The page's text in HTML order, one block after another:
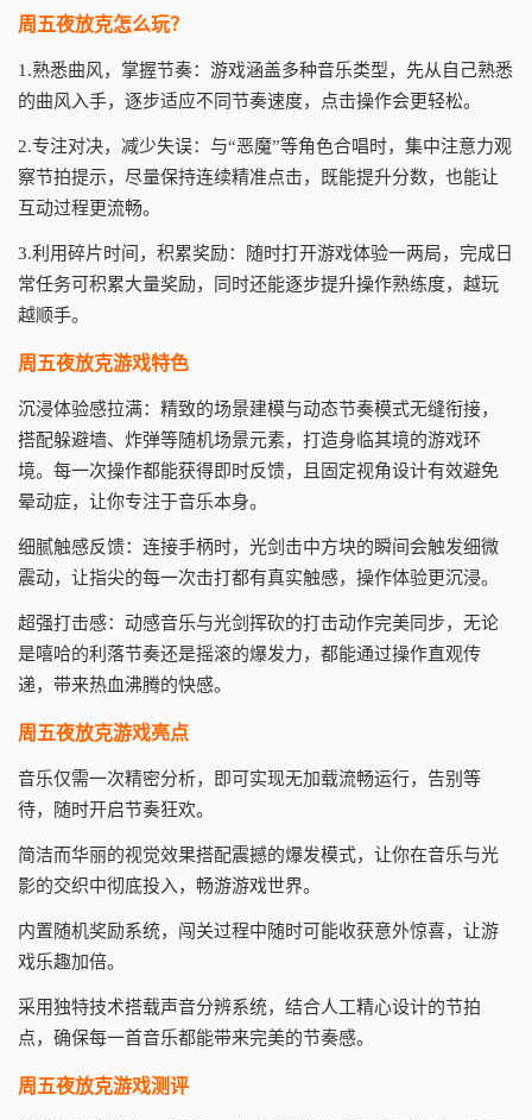
周五夜放克怎么玩？
1.熟悉曲风，掌握节奏：游戏涵盖多种音乐类型，先从自己熟悉
的曲风入手，逐步适应不同节奏速度，点击操作会更轻松。
2.专注对决，减少失误：与“恶魔”等角色合唱时，集中注意力观
察节拍提示，尽量保持连续精准点击，既能提升分数，也能让
互动过程更流畅。
3.利用碎片时间，积累奖励：随时打开游戏体验一两局，完成日
常任务可积累大量奖励，同时还能逐步提升操作熟练度，越玩
越顺手。
周五夜放克游戏特色
沉浸体验感拉满：精致的场景建模与动态节奏模式无缝衔接，
搭配躲避墙、炸弹等随机场景元素，打造身临其境的游戏环
境。每一次操作都能获得即时反馈，且固定视角设计有效避免
晕动症，让你专注于音乐本身。
细腻触感反馈：连接手柄时，光剑击中方块的瞬间会触发细微
震动，让指尖的每一次击打都有真实触感，操作体验更沉浸。
超强打击感：动感音乐与光剑挥砍的打击动作完美同步，无论
是嘻哈的利落节奏还是摇滚的爆发力，都能通过操作直观传
递，带来热血沸腾的快感。
周五夜放克游戏亮点
音乐仅需一次精密分析，即可实现无加载流畅运行，告别等
待，随时开启节奏狂欢。
简洁而华丽的视觉效果搭配震撼的爆发模式，让你在音乐与光
影的交织中彻底投入，畅游游戏世界。
内置随机奖励系统，闯关过程中随时可能收获意外惊喜，让游
戏乐趣加倍。
采用独特技术搭载声音分辨系统，结合人工精心设计的节拍
点，确保每一首音乐都能带来完美的节奏感。
周五夜放克游戏测评